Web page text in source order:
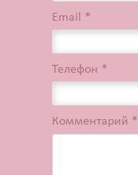
Email *
Телефон *
Комментарий *